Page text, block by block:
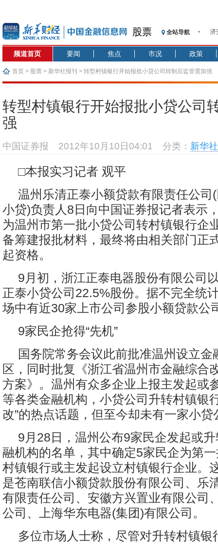
股票 全站导航
【
记
济
【
央
恒
频道首页 要闻 焦点 市况 政策
首页 > 股票 > 新华社报刊 > 转型村镇银行开始报批小贷公司转制后监管需加强
转型村镇银行开始报批小贷公司
强
中国证券报 2012年10月10日04:01 分类： 新华
□本报实习记者 观平
温州乐清正泰小额贷款有限责任公司
小贷)负责人8日向中国证券报记者表示
为温州市第一批小贷公司转村镇银行企
备筹建报批材料，最终将由相关部门正
起资格。
9月初，浙江正泰电器股份有限公司
正泰小贷公司22.5%股份。据不完全统
场中有近30家上市公司参股小额贷款公
9家民企抢得“先机”
国务院常务会议此前批准温州设立金
区，同时批复《浙江省温州市金融综合
方案》。温州有众多企业上报主发起或
等各类金融机构，小贷公司升转村镇银
改”的热点话题，但至今却未有一家小
9月28日，温州公布9家民企发起或
融机构的名单，其中确定5家民企为第
村镇银行或主发起设立村镇银行企业。
是苍南联信小额贷款股份有限公司、乐
有限责任公司、安徽方兴置业有限公司
公司、上海华东电器(集团)有限公司。
多位市场人士称，尽管对升转村镇银